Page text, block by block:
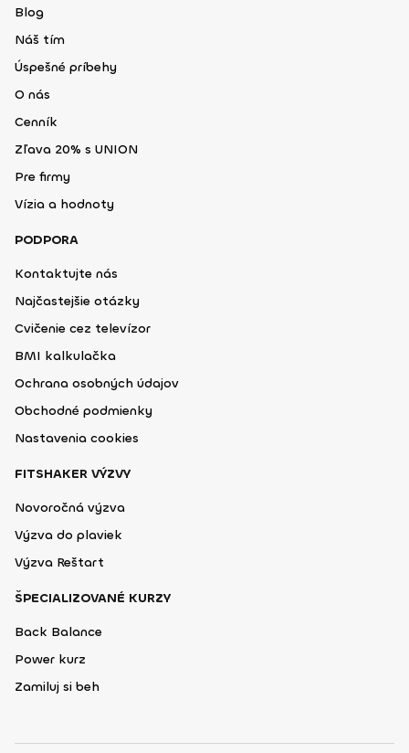
Blog
Náš tím
Úspešné príbehy
O nás
Cenník
Zľava 20% s UNION
Pre firmy
Vízia a hodnoty
PODPORA
Kontaktujte nás
Najčastejšie otázky
Cvičenie cez televízor
BMI kalkulačka
Ochrana osobných údajov
Obchodné podmienky
Nastavenia cookies
FITSHAKER VÝZVY
Novoročná výzva
Výzva do plaviek
Výzva Reštart
ŠPECIALIZOVANÉ KURZY
Back Balance
Power kurz
Zamiluj si beh